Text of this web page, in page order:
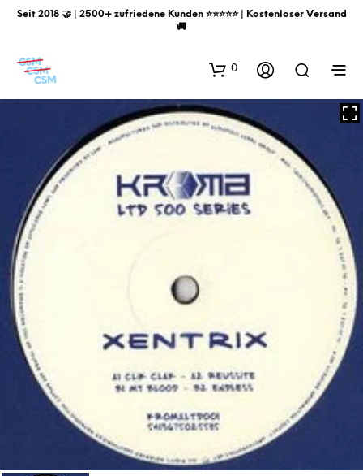
Seit 2018 🤝 | 2500+ zufriedene Kunden ⭐️⭐️⭐️⭐️⭐️ | Kostenloser Versand
🚚
0